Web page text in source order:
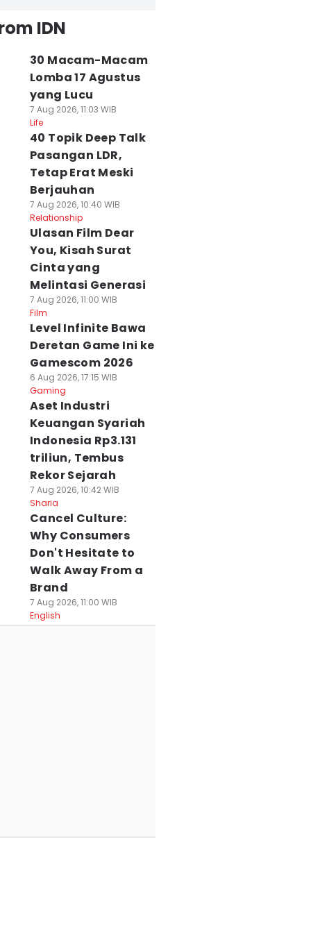
IDN
30 Macam-Macam
Lomba 17 Agustus
yang Lucu
7 Aug 2026, 11:03 WIB
Life
40 Topik Deep Talk
Pasangan LDR,
Tetap Erat Meski
Berjauhan
7 Aug 2026, 10:40 WIB
Relationship
Ulasan Film Dear
You, Kisah Surat
Cinta yang
Melintasi Generasi
7 Aug 2026, 11:00 WIB
Film
Level Infinite Bawa
Deretan Game Ini ke
Gamescom 2026
6 Aug 2026, 17:15 WIB
Gaming
Aset Industri
Keuangan Syariah
Indonesia Rp3.131
triliun, Tembus
Rekor Sejarah
7 Aug 2026, 10:42 WIB
Sharia
Cancel Culture:
Why Consumers
Don't Hesitate to
Walk Away From a
Brand
7 Aug 2026, 11:00 WIB
English